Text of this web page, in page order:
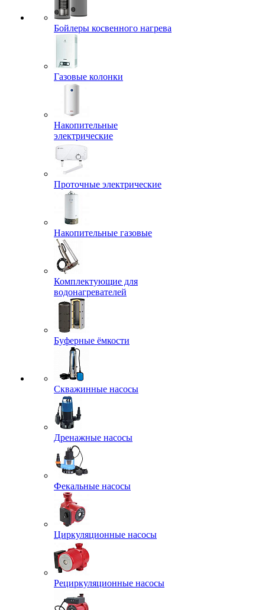
Бойлеры косвенного нагрева
Газовые колонки
Накопительные
электрические
Проточные электрические
Накопительные газовые
Комплектующие для
водонагревателей
Буферные ёмкости
Скважинные насосы
Дренажные насосы
Фекальные насосы
Циркуляционные насосы
Рециркуляционные насосы